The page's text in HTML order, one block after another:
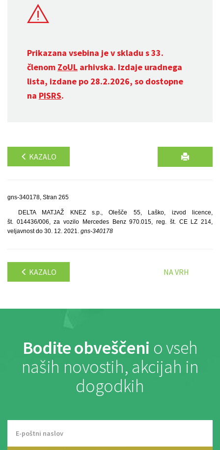
Prikazana vsebina je v skladu s 33.
členom ZoUL arhivska. Izdaje uradnega
lista, izdane po 28.2.2026, so dostopne
na PISRS.
KAZALO
gns-340178, Stran 265
DELTA MATJAŽ KNEZ s.p., Olešče 55, Laško, izvod licence,
št. 014436/006, za vozilo Mercedes Benz 970.015, reg. št. CE LZ 214,
veljavnost do 30. 12. 2021. gns-340178
KAZALO NA VRH
Bodite obveščeni o vseh
naših novostih, akcijah in
dogodkih